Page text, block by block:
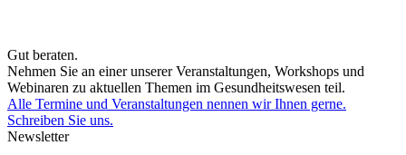
Gut beraten.
Nehmen Sie an einer unserer Veranstaltungen, Workshops und
Webinaren zu aktuellen Themen im Gesundheitswesen teil.
Alle Termine und Veranstaltungen nennen wir Ihnen gerne.
Schreiben Sie uns.
Newsletter